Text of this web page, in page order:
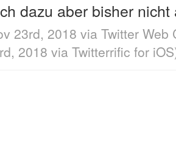
dazu aber bisher nicht
23rd, 2018 via Twitter Web
2018 via Twitterrific for iOS